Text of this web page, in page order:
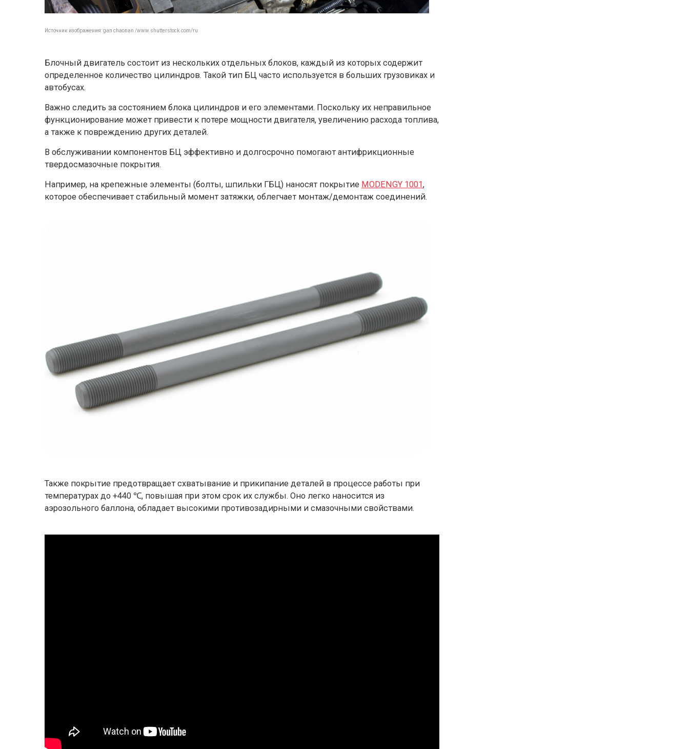
Источник изображения: gan chaonan /www.shutterstock.com/ru
Блочный двигатель состоит из нескольких отдельных блоков, каждый из которых содержит
определенное количество цилиндров. Такой тип БЦ часто используется в больших грузовиках и
автобусах.
Важно следить за состоянием блока цилиндров и его элементами. Поскольку их неправильное
функционирование может привести к потере мощности двигателя, увеличению расхода топлива,
а также к повреждению других деталей.
В обслуживании компонентов БЦ эффективно и долгосрочно помогают антифрикционные
твердосмазочные покрытия.
Например, на крепежные элементы (болты, шпильки ГБЦ) наносят покрытие MODENGY 1001,
которое обеспечивает стабильный момент затяжки, облегчает монтаж/демонтаж соединений.
Также покрытие предотвращает схватывание и прикипание деталей в процессе работы при
температурах до +440 ℃, повышая при этом срок их службы. Оно легко наносится из
аэрозольного баллона, обладает высокими противозадирными и смазочными свойствами.